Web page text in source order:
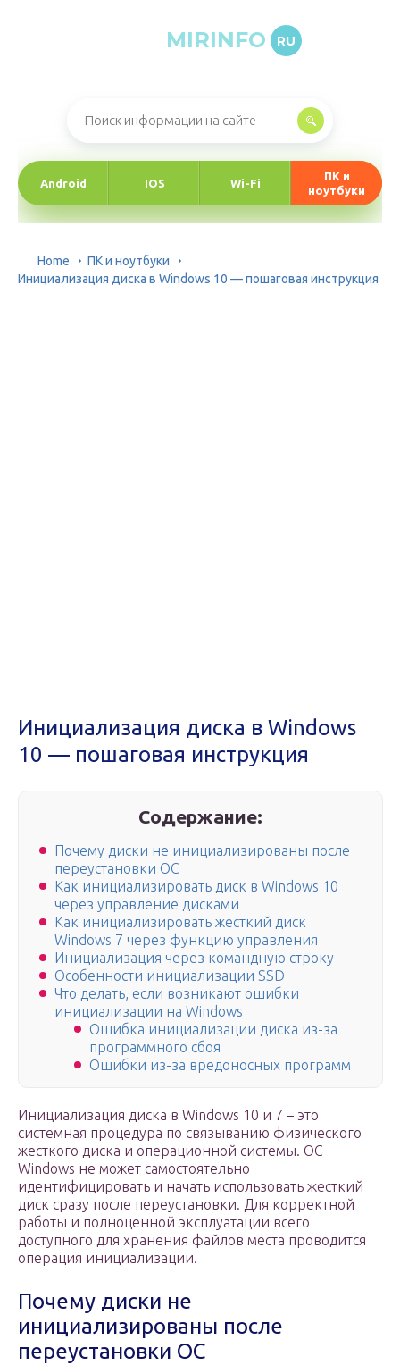
MIRINFO RU
Android IOS Wi-Fi
ПК и
ноутбуки
Home
ПК и ноутбуки
Инициализация диска в Windows 10 — пошаговая инструкция
Инициализация диска в Windows
10 — пошаговая инструкция
Содержание:
Почему диски не инициализированы после
переустановки ОС
Как инициализировать диск в Windows 10
через управление дисками
Как инициализировать жесткий диск
Windows 7 через функцию управления
Инициализация через командную строку
Особенности инициализации SSD
Что делать, если возникают ошибки
инициализации на Windows
Ошибка инициализации диска из-за
программного сбоя
Ошибки из-за вредоносных программ
Инициализация диска в Windows 10 и 7 – это
системная процедура по связыванию физического
жесткого диска и операционной системы. ОС
Windows не может самостоятельно
идентифицировать и начать использовать жесткий
диск сразу после переустановки. Для корректной
работы и полноценной эксплуатации всего
доступного для хранения файлов места проводится
операция инициализации.
Почему диски не
инициализированы после
переустановки ОС